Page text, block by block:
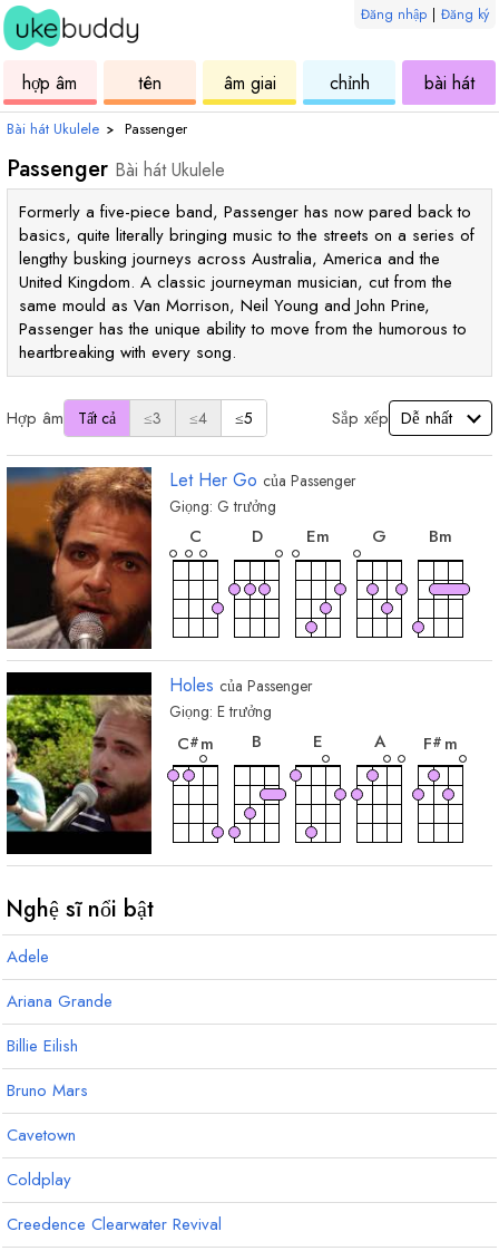
Đăng nhập | Đăng ký
hợp âm
ukulele
tên
hợp
âm giai
ukulele
chỉnh
ukulele
bài hát
Bài hát Ukulele › Passenger
Passenger Bài hát Ukulele
Formerly a five-piece band, Passenger has now pared back to
basics, quite literally bringing music to the streets on a series of
lengthy busking journeys across Australia, America and the
United Kingdom. A classic journeyman musician, cut from the
same mould as Van Morrison, Neil Young and John Prine,
Passenger has the unique ability to move from the humorous to
heartbreaking with every song.
Hợp âm Tất cả ≤3 ≤4 ≤5 Sắp xếp
Let Her Go của Passenger
Giọng: G trưởng
C
hợp
D
hợp
âm Em G Bm
Holes của Passenger
Giọng: E trưởng
C#m
hợp
B
hợp
E A F# m
Nghệ sĩ nổi bật
Adele
Ariana Grande
Billie Eilish
Bruno Mars
Cavetown
Coldplay
Creedence Clearwater Revival